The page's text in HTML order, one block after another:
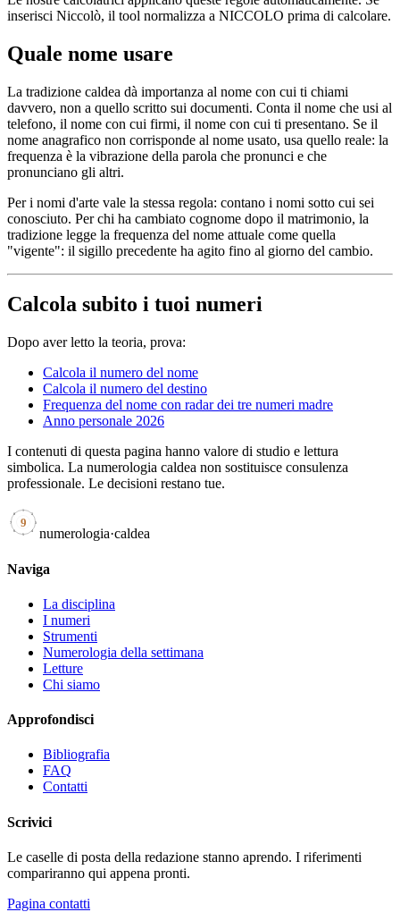
inserisci Niccolò, il tool normalizza a NICCOLO prima di calcolare.
Quale nome usare
La tradizione caldea dà importanza al nome con cui ti chiami
davvero, non a quello scritto sui documenti. Conta il nome che usi al
telefono, il nome con cui firmi, il nome con cui ti presentano. Se il
nome anagrafico non corrisponde al nome usato, usa quello reale: la
frequenza è la vibrazione della parola che pronunci e che
pronunciano gli altri.
Per i nomi d'arte vale la stessa regola: contano i nomi sotto cui sei
conosciuto. Per chi ha cambiato cognome dopo il matrimonio, la
tradizione legge la frequenza del nome attuale come quella
"vigente": il sigillo precedente ha agito fino al giorno del cambio.
Calcola subito i tuoi numeri
Dopo aver letto la teoria, prova:
Calcola il numero del nome
Calcola il numero del destino
Frequenza del nome con radar dei tre numeri madre
Anno personale 2026
I contenuti di questa pagina hanno valore di studio e lettura
simbolica. La numerologia caldea non sostituisce consulenza
professionale. Le decisioni restano tue.
9
1
2
3
4
5
6
7
8
numerologia·caldea
Naviga
La disciplina
I numeri
Strumenti
Numerologia della settimana
Letture
Chi siamo
Approfondisci
Bibliografia
FAQ
Contatti
Scrivici
Le caselle di posta della redazione stanno aprendo. I riferimenti
compariranno qui appena pronti.
Pagina contatti